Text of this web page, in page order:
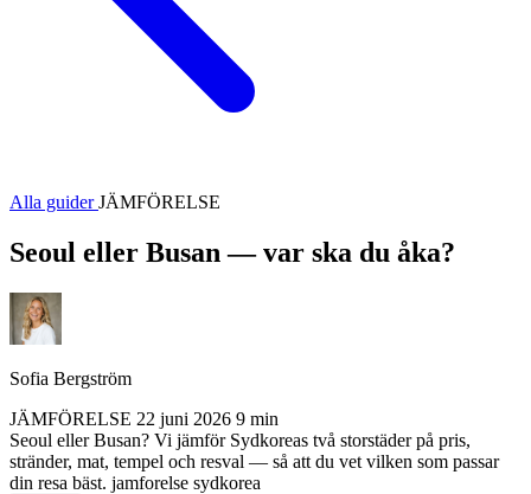
Alla guiderJÄMFÖRELSE
Seoul eller Busan — var ska du åka?
Sofia Bergström
JÄMFÖRELSE 22 juni 2026 9 min
Seoul eller Busan? Vi jämför Sydkoreas två storstäder på pris,
stränder, mat, tempel och resval — så att du vet vilken som passar
din resa bäst. jamforelse sydkorea